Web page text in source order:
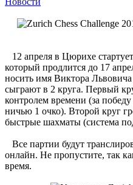
12 апреля в Цюрихе
который продлится до 17
носить имя Виктора
сыграют в 2 круга. Первый
контролем времени (за
ничью 1 очко). Второй круг
быстрые шахматы (система
Все партии будут
онлайн. Не пропустите, так
время.